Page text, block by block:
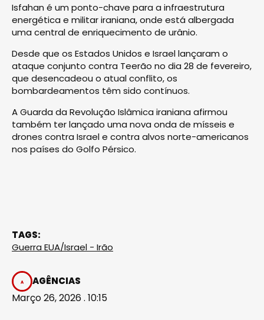
Isfahan é um ponto-chave para a infraestrutura
energética e militar iraniana, onde está albergada
uma central de enriquecimento de urânio.
Desde que os Estados Unidos e Israel lançaram o
ataque conjunto contra Teerão no dia 28 de fevereiro,
que desencadeou o atual conflito, os
bombardeamentos têm sido contínuos.
A Guarda da Revolução Islâmica iraniana afirmou
também ter lançado uma nova onda de mísseis e
drones contra Israel e contra alvos norte-americanos
nos países do Golfo Pérsico.
TAGS:
Guerra EUA/Israel - Irão
AGÊNCIAS
Março 26, 2026 . 10:15